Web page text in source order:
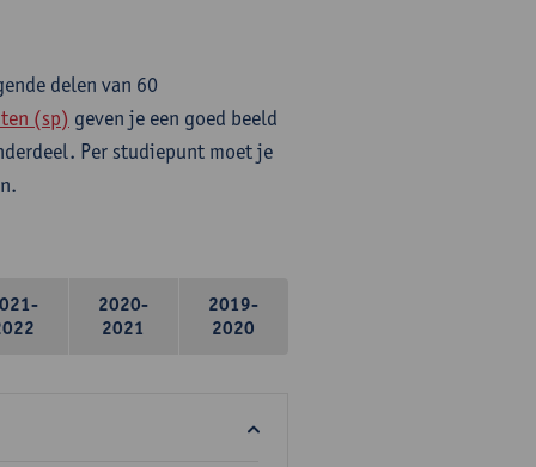
delen van 60
(sp) geven je een goed beeld
Per studiepunt moet je
2020-
2021
2019-
2020